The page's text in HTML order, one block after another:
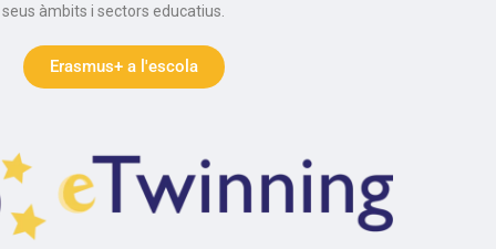
àmbits i sectors educatius.
Erasmus+ a l'escola